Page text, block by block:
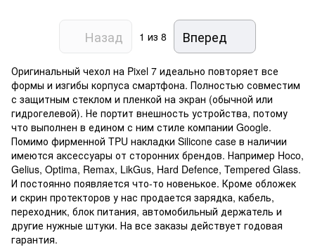
Назад 1 из 8 Вперед
Оригинальный чехол на Pixel 7 идеально повторяет все
формы и изгибы корпуса смартфона. Полностью совместим
с защитным стеклом и пленкой на экран (обычной или
гидрогелевой). Не портит внешность устройства, потому
что выполнен в едином с ним стиле компании Google.
Помимо фирменной TPU накладки Silicone case в наличии
имеются аксессуары от сторонних брендов. Например Hoco,
Gelius, Optima, Remax, LikGus, Hard Defence, Tempered Glass.
И постоянно появляется что-то новенькое. Кроме обложек
и скрин протекторов у нас продается зарядка, кабель,
переходник, блок питания, автомобильный держатель и
другие нужные штуки. На все заказы действует годовая
гарантия.